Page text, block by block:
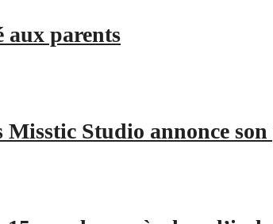
aux parents
Misstic Studio annonce